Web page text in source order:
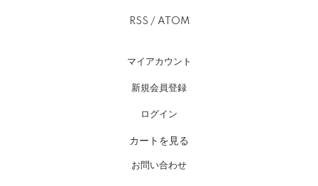
RSS / ATOM
マイアカウント
新規会員登録
ログイン
カートを見る
お問い合わせ